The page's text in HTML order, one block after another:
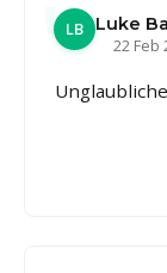
LB
Luke
22 Feb